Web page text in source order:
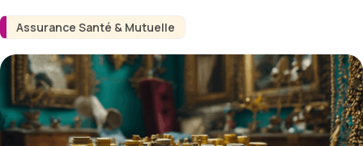
Assurance Santé & Mutuelle